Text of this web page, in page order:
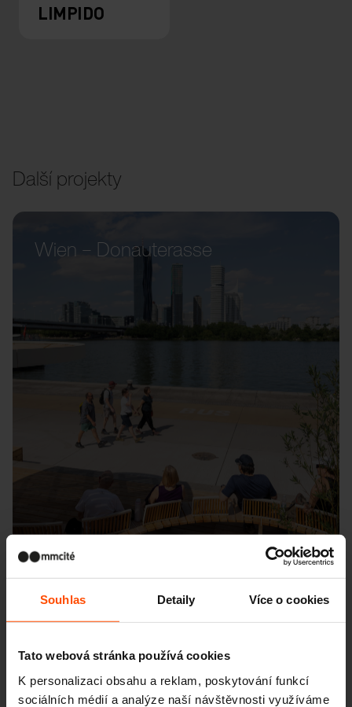
Souhlas Detaily Více o cookies
Tato webová stránka používá cookies
K personalizaci obsahu a reklam, poskytování funkcí
sociálních médií a analýze naší návštěvnosti využíváme
LIMPIDO
Další projekty
Wien – Donauterasse
Seattle – Popup park